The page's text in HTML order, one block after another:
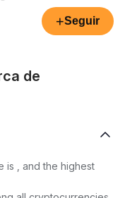
+Seguir
de
is , and the highest